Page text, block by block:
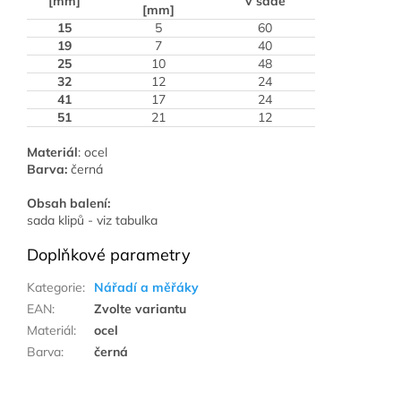
[mm]
15
5
60
19
7
40
25
10
48
32
12
24
41
17
24
51
21 12
Materiál: ocel
Barva: černá
Obsah balení:
sada klipů - viz tabulka
Doplňkové parametry
Kategorie:
Nářadí a měřáky
EAN:
Zvolte variantu
Materiál:
ocel
Barva: černá